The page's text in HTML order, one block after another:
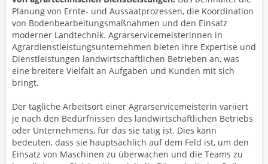
Planung von Ernte- und Aussaatprozessen, die Koordination
von Bodenbearbeitungsmaßnahmen und den Einsatz
moderner Landtechnik. Agrarservicemeisterinnen in
Agrardienstleistungsunternehmen bieten ihre Expertise und
Dienstleistungen landwirtschaftlichen Betrieben an, was
eine breitere Vielfalt an Aufgaben und Kunden mit sich
bringt.
Der tägliche Arbeitsort einer Agrarservicemeisterin variiert
je nach den Bedürfnissen des landwirtschaftlichen Betriebs
oder Unternehmens, für das sie tätig ist. Dies kann
bedeuten, dass sie hauptsächlich auf dem Feld ist, um den
Einsatz von Maschinen zu überwachen und die Teams zu